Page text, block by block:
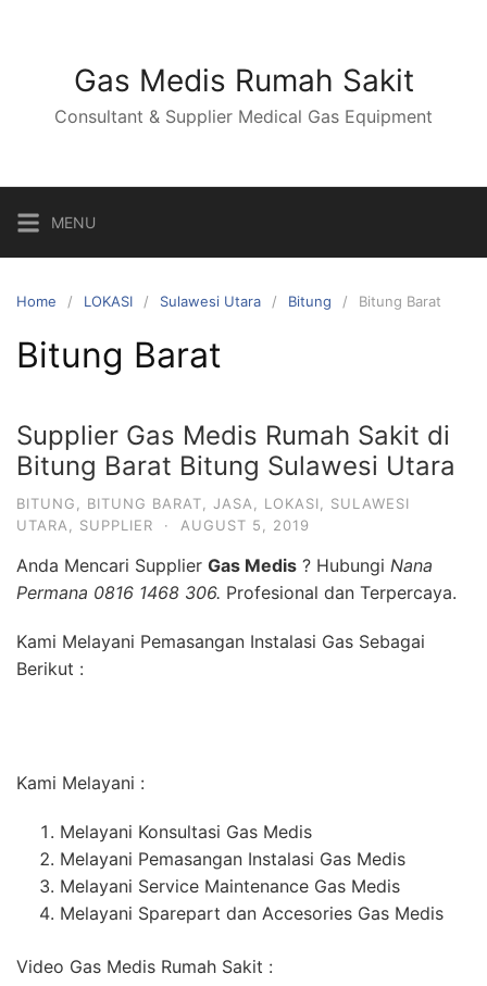
Gas Medis Rumah Sakit
Consultant & Supplier Medical Gas Equipment
MENU
Home LOKASI Sulawesi Utara Bitung Bitung Barat
Bitung Barat
Supplier Gas Medis Rumah Sakit di
Bitung Barat Bitung Sulawesi Utara
BITUNG BITUNG BARAT JASA LOKASI
SULAWESI
UTARA
SUPPLIER · AUGUST 5, 2019
Anda Mencari Supplier Gas Medis ? Hubungi Nana
Permana 0816 1468 306. Profesional dan Terpercaya.
Kami Melayani Pemasangan Instalasi Gas Sebagai
Berikut :
Kami Melayani :
Melayani Konsultasi Gas Medis
Melayani Pemasangan Instalasi Gas Medis
Melayani Service Maintenance Gas Medis
Melayani Sparepart dan Accesories Gas Medis
Video Gas Medis Rumah Sakit :